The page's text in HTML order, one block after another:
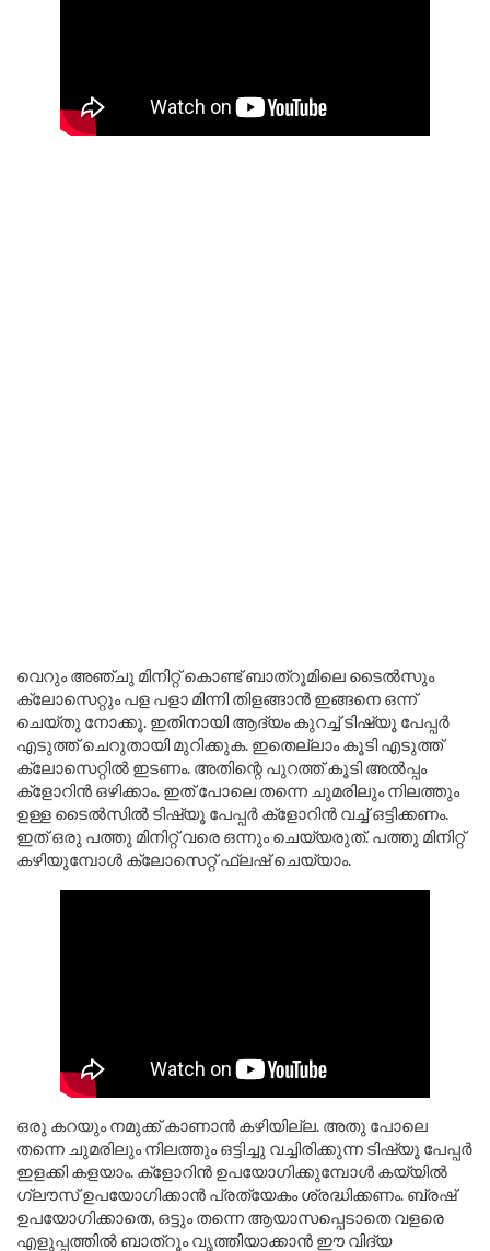
വെറും അഞ്ചു മിനിറ്റ് കൊണ്ട് ബാത്‌റൂമിലെ ടൈൽസും
ക്ലോസെറ്റും പള പളാ മിന്നി തിളങ്ങാൻ ഇങ്ങനെ ഒന്ന്
ചെയ്തു നോക്കൂ. ഇതിനായി ആദ്യം കുറച്ച് ടിഷ്യൂ പേപ്പർ
എടുത്ത് ചെറുതായി മുറിക്കുക. ഇതെല്ലാം കൂടി എടുത്ത്
ക്ലോസെറ്റിൽ ഇടണം. അതിന്റെ പുറത്ത് കൂടി അൽപ്പം
ക്ളോറിൻ ഒഴിക്കാം. ഇത് പോലെ തന്നെ ചുമരിലും നിലത്തും
ഉള്ള ടൈൽസിൽ ടിഷ്യൂ പേപ്പർ ക്ളോറിൻ വച്ച് ഒട്ടിക്കണം.
ഇത് ഒരു പത്തു മിനിറ്റ് വരെ ഒന്നും ചെയ്യരുത്. പത്തു മിനിറ്റ്
കഴിയുമ്പോൾ ക്ലോസെറ്റ് ഫ്ലഷ് ചെയ്യാം.
ഒരു കറയും നമുക്ക് കാണാൻ കഴിയില്ല. അതു പോലെ
തന്നെ ചുമരിലും നിലത്തും ഒട്ടിച്ചു വച്ചിരിക്കുന്ന ടിഷ്യൂ പേപ്പർ
ഇളക്കി കളയാം. ക്ളോറിൻ ഉപയോഗിക്കുമ്പോൾ കയ്യിൽ
ഗ്ലൗസ് ഉപയോഗിക്കാൻ പ്രത്യേകം ശ്രദ്ധിക്കണം. ബ്രഷ്
ഉപയോഗിക്കാതെ, ഒട്ടും തന്നെ ആയാസപ്പെടാതെ വളരെ
എളുപ്പത്തിൽ ബാത്‌റൂം വൃത്തിയാക്കാൻ ഈ വിദ്യ